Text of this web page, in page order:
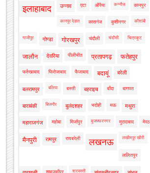
इलाहाबाद उन्नाव एटा औरैया कन्नौज कानपुर
कानपुर देहात कासगंज कुशीनगर कौशांबी
गाजीपुर गोण्डा गोरखपुर चंदौली चंदौसी चित्रकूट
जालौन देवरिया पीलीभीत प्रतापगढ़ फतेहपुर
फर्रुखाबाद फिरोजाबाद फैजाबाद बदायूं बरेली
बलरामपुर बलिया बस्ती बहराइच बाँदा बागपत
बाराबंकी बिजनौर बुलंदशहर भदोही मऊ मथुरा
महाराजगंज महोबा मिर्जापुर मुजफ्फरनगर मुरादाबाद मेरठ
मैनपुरी रामपुर रायबरेली लखनऊ लखीमपुर खीरी
ललितपुर
शाहजहाँपुर श्रावस्ती